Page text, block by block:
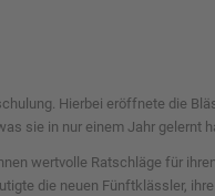
Hierbei eröffnete die
sie in nur einem Jahr gelernt
wertvolle Ratschläge für
die neuen Fünftklässler,